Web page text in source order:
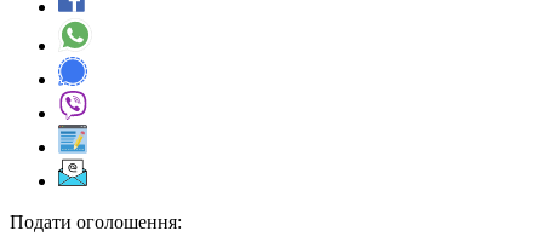
Подати оголошення: